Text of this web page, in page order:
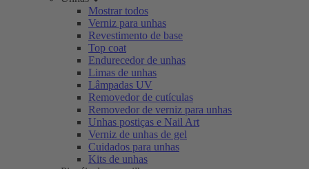
Mostrar todos
Verniz para unhas
Revestimento de base
Top coat
Endurecedor de unhas
Limas de unhas
Lâmpadas UV
Removedor de cutículas
Removedor de verniz para unhas
Unhas postiças e Nail Art
Verniz de unhas de gel
Cuidados para unhas
Kits de unhas